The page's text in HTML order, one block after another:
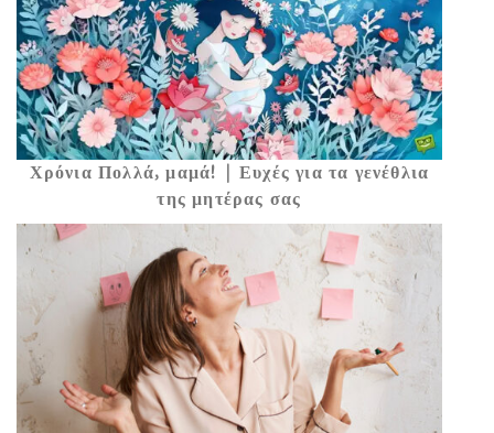
Χρόνια Πολλά, μαμά! | Ευχές για τα γενέθλια
της μητέρας σας